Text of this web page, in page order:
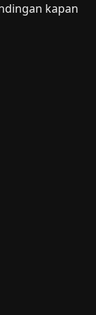
kapan